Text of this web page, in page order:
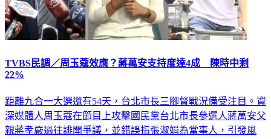
TVBS民調／周玉蔻效應？蔣萬安支持度達4成 陳時中剩
22%
距離九合一大選還有54天，台北市長三腳督戰況備受注目。資
深媒體人周玉蔻在節目上攻擊國民黨台北市長參選人蔣萬安父
親蔣孝嚴過往誹聞爭議，並錯誤指張淑娟為當事人，引發風